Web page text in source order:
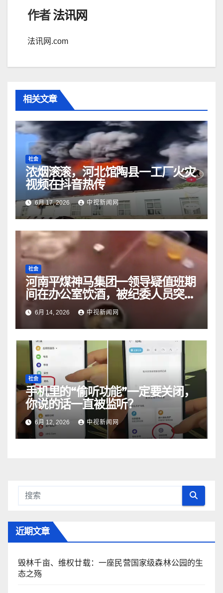
作者法讯网
法讯网.com
相关文章
社会
浓烟滚滚，河北馆陶县一工厂火灾
视频在抖音热传
6月 17, 2026 中视新闻网
社会
河南平煤神马集团一领导疑值班期
间在办公室饮酒，被纪委人员突击
检查？
6月 14, 2026 中视新闻网
社会
手机里的“偷听功能”一定要关闭，
你说的话一直被监听？
6月 12, 2026 中视新闻网
近期文章
毁林千亩、维权廿载：一座民营国家级森林公园的生
态之殇